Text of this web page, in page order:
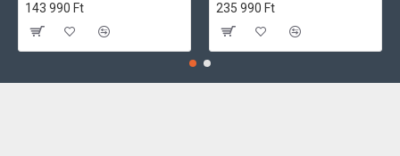
143 990 Ft
235 990 Ft